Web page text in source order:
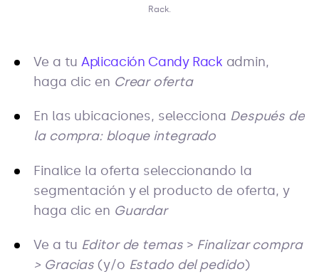
Rack.
Ve a tuAplicación Candy Rack admin,
haga clic en Crear oferta
En las ubicaciones, selecciona Después de
la compra: bloque integrado
Finalice la oferta seleccionando la
segmentación y el producto de oferta, y
haga clic en Guardar
Ve a tu Editor de temas> Finalizar compra
> Gracias (y/o Estado del pedido)